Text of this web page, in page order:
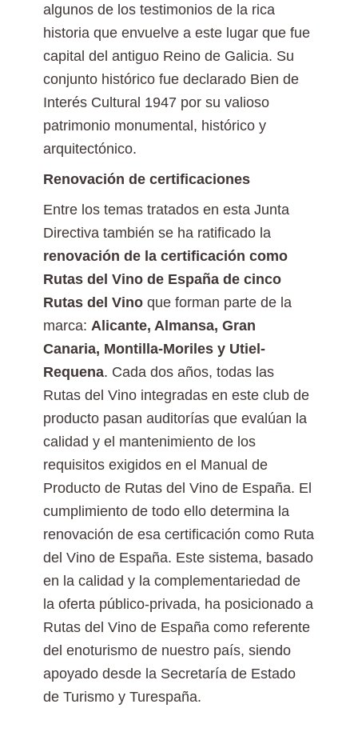
algunos de los testimonios de la rica
historia que envuelve a este lugar que fue
capital del antiguo Reino de Galicia. Su
conjunto histórico fue declarado Bien de
Interés Cultural 1947 por su valioso
patrimonio monumental, histórico y
arquitectónico.
Renovación de certificaciones
Entre los temas tratados en esta Junta
Directiva también se ha ratificado la
renovación de la certificación como
Rutas del Vino de España de cinco
Rutas del Vino que forman parte de la
marca: Alicante, Almansa, Gran
Canaria, Montilla-Moriles y Utiel-
Requena. Cada dos años, todas las
Rutas del Vino integradas en este club de
producto pasan auditorías que evalúan la
calidad y el mantenimiento de los
requisitos exigidos en el Manual de
Producto de Rutas del Vino de España. El
cumplimiento de todo ello determina la
renovación de esa certificación como Ruta
del Vino de España. Este sistema, basado
en la calidad y la complementariedad de
la oferta público-privada, ha posicionado a
Rutas del Vino de España como referente
del enoturismo de nuestro país, siendo
apoyado desde la Secretaría de Estado
de Turismo y Turespaña.